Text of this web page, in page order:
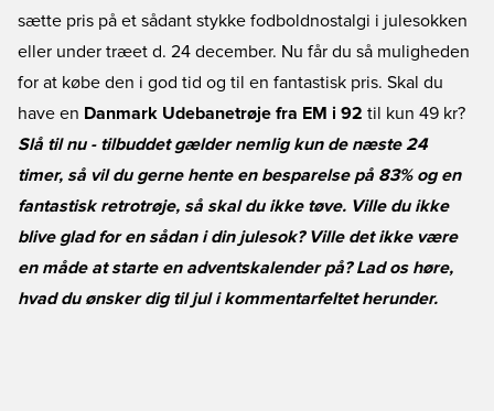
sætte pris på et sådant stykke fodboldnostalgi i julesokken
eller under træet d. 24 december. Nu får du så muligheden
for at købe den i god tid og til en fantastisk pris. Skal du
have en Danmark Udebanetrøje fra EM i 92 til kun 49 kr?
Slå til nu - tilbuddet gælder nemlig kun de næste 24
timer, så vil du gerne hente en besparelse på 83% og en
fantastisk retrotrøje, så skal du ikke tøve. Ville du ikke
blive glad for en sådan i din julesok? Ville det ikke være
en måde at starte en adventskalender på? Lad os høre,
hvad du ønsker dig til jul i kommentarfeltet herunder.